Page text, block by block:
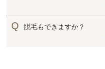
切開手術の場合、原因であ
で、再発することはござい
脱毛もできますか？